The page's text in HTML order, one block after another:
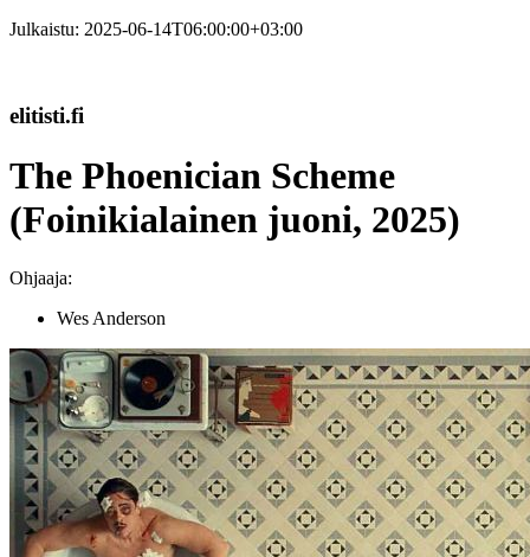
Julkaistu: 2025-06-14T06:00:00+03:00
elitisti.fi
The Phoenician Scheme
(Foinikialainen juoni, 2025)
Ohjaaja:
Wes Anderson